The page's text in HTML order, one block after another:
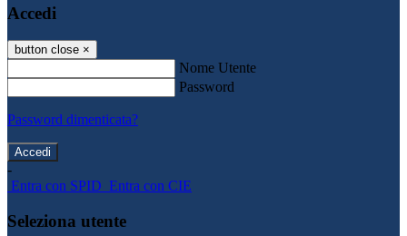
Accedi
button close ×
Nome Utente
Password
Password dimenticata?
-
Entra con SPID Entra con CIE
Seleziona utente